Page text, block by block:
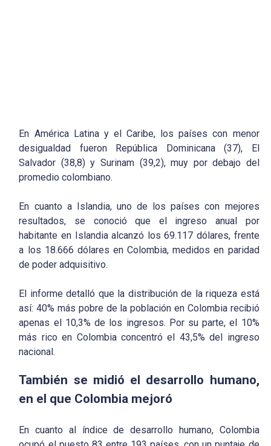
En América Latina y el Caribe, los países con menor
desigualdad fueron República Dominicana (37), El
Salvador (38,8) y Surinam (39,2), muy por debajo del
promedio colombiano.
En cuanto a Islandia, uno de los países con mejores
resultados, se conoció que el ingreso anual por
habitante en Islandia alcanzó los 69.117 dólares, frente
a los 18.666 dólares en Colombia, medidos en paridad
de poder adquisitivo.
El informe detalló que la distribución de la riqueza está
así: 40% más pobre de la población en Colombia recibió
apenas el 10,3% de los ingresos. Por su parte, el 10%
más rico en Colombia concentró el 43,5% del ingreso
nacional.
También se midió el desarrollo humano,
en el que Colombia mejoró
En cuanto al índice de desarrollo humano, Colombia